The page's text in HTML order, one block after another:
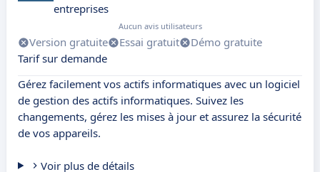
entreprises
Aucun avis utilisateurs
Version gratuite Essai gratuit
Démo gratuite
Tarif sur demande
Gérez facilement vos actifs informatiques avec un logiciel
de gestion des actifs informatiques. Suivez les
changements, gérez les mises à jour et assurez la sécurité
de vos appareils.
Voir plus de détails